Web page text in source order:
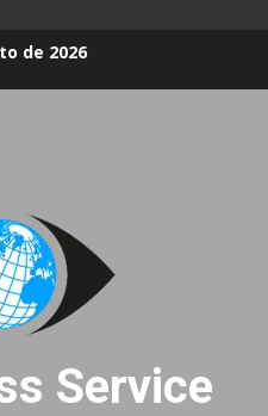
de 2026
Service